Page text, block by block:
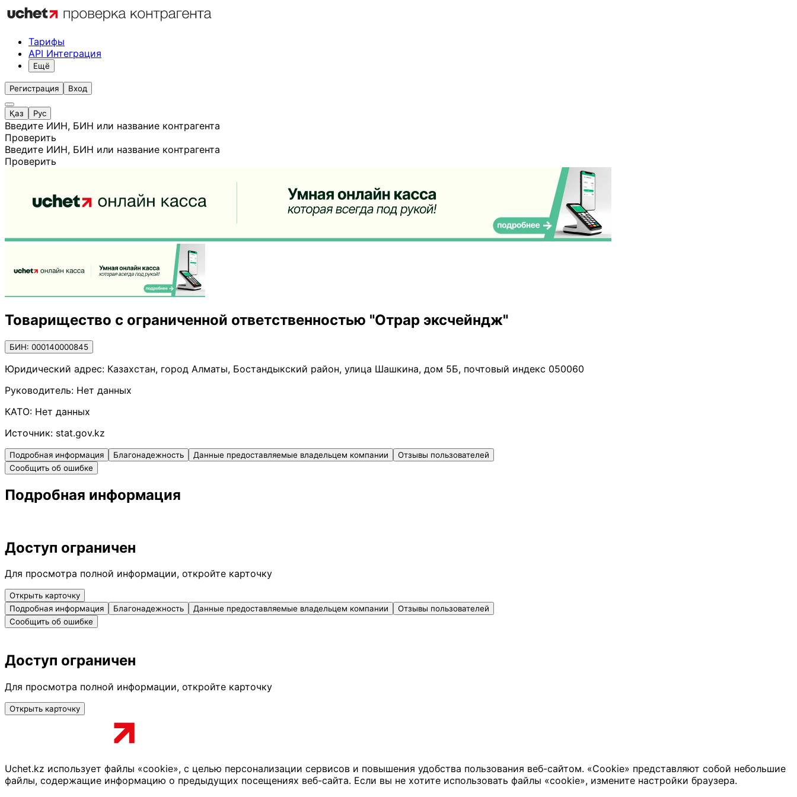
Тарифы
API Интеграция
Ещё
Регистрация Вход
Қаз Рус
Введите ИИН, БИН или название контрагента
Проверить
Введите ИИН, БИН или название контрагента
Проверить
Товарищество с ограниченной ответственностью "Отрар эксчейндж"
БИН: 000140000845
Юридический адрес: Казахстан, город Алматы, Бостандыкский район, улица Шашкина, дом 5Б, почтовый индекс 050060
Руководитель: Нет данных
КАТО: Нет данных
Источник: stat.gov.kz
Подробная информация Благонадежность Данные предоставляемые владельцем компании
Отзывы пользователей
Сообщить об ошибке
Подробная информация
Доступ ограничен
Для просмотра полной информации, откройте карточку
Открыть карточку
Подробная информация
Благонадежность Данные предоставляемые владельцем компании
Отзывы пользователей
Сообщить об ошибке
Доступ ограничен
Для просмотра полной информации, откройте карточку
Открыть карточку
Uchet.kz использует файлы «cookie», с целью персонализации сервисов и повышения удобства пользования веб-сайтом. «Cookie» представляют собой небольшие
файлы, содержащие информацию о предыдущих посещениях веб-сайта. Если вы не хотите использовать файлы «cookie», измените настройки браузера.